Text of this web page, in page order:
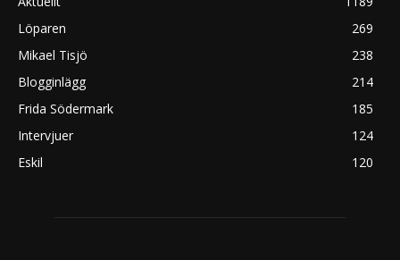
Löparen
269
Mikael Tisjö
238
Blogginlägg
214
Frida Södermark
185
Intervjuer
124
Eskil
120